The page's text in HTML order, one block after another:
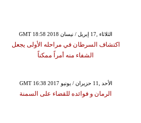
GMT 18:58 2018 الثلاثاء ,17 إبريل / نيسان
اكتشاف السرطان في مراحله الأولى يجعل
الشفاء منه أمراً ممكناً
GMT 16:38 2017 الأحد ,11 حزيران / يونيو
الرمان و فوائده للقضاء على السمنة